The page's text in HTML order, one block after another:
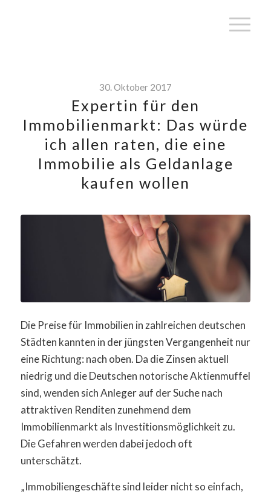
30. Oktober 2017
Expertin für den
Immobilienmarkt: Das würde
ich allen raten, die eine
Immobilie als Geldanlage
kaufen wollen
Die Preise für Immobilien in zahlreichen deutschen
Städten kannten in der jüngsten Vergangenheit nur
eine Richtung: nach oben. Da die Zinsen aktuell
niedrig und die Deutschen notorische Aktienmuffel
sind, wenden sich Anleger auf der Suche nach
attraktiven Renditen zunehmend dem
Immobilienmarkt als Investitionsmöglichkeit zu.
Die Gefahren werden dabei jedoch oft
unterschätzt.
„Immobiliengeschäfte sind leider nicht so einfach,